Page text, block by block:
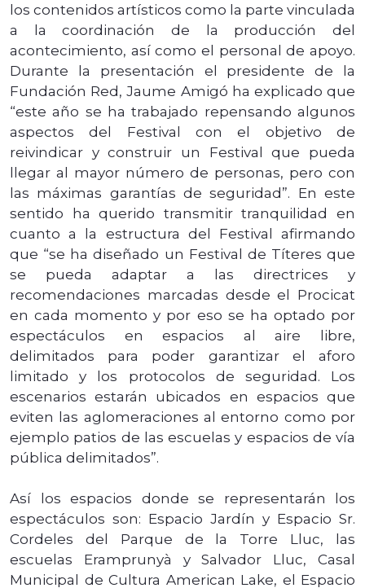
los contenidos artísticos como la parte vinculada
a la coordinación de la producción del
acontecimiento, así como el personal de apoyo.
Durante la presentación el presidente de la
Fundación Red, Jaume Amigó ha explicado que
“este año se ha trabajado repensando algunos
aspectos del Festival con el objetivo de
reivindicar y construir un Festival que pueda
llegar al mayor número de personas, pero con
las máximas garantías de seguridad”. En este
sentido ha querido transmitir tranquilidad en
cuanto a la estructura del Festival afirmando
que “se ha diseñado un Festival de Títeres que
se pueda adaptar a las directrices y
recomendaciones marcadas desde el Procicat
en cada momento y por eso se ha optado por
espectáculos en espacios al aire libre,
delimitados para poder garantizar el aforo
limitado y los protocolos de seguridad. Los
escenarios estarán ubicados en espacios que
eviten las aglomeraciones al entorno como por
ejemplo patios de las escuelas y espacios de vía
pública delimitados”.
Así los espacios donde se representarán los
espectáculos son: Espacio Jardín y Espacio Sr.
Cordeles del Parque de la Torre Lluc, las
escuelas Eramprunyà y Salvador Lluc, Casal
Municipal de Cultura American Lake, el Espacio